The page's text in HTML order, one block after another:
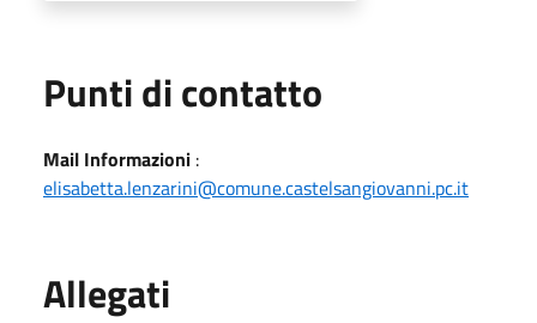
Punti di contatto
Mail Informazioni :
elisabetta.lenzarini@comune.castelsangiovanni.pc.it
Allegati